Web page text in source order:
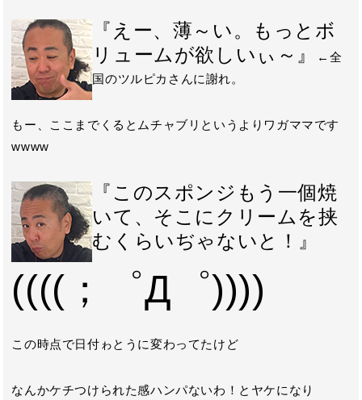
『えー、薄～い。もっとボ
リュームが欲しいぃ～』
←全
国のツルピカさんに謝れ。
もー、ここまでくるとムチャブリというよりワガママです
wwww
『このスポンジもう一個焼
いて、そこにクリームを挟
むくらいぢゃないと！』
((((；゜Д゜))))
この時点で日付ゎとうに変わってたけど
なんかケチつけられた感ハンパないわ！とヤケになり